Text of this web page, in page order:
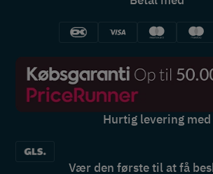
Hurtig levering med
Vær den første til at få